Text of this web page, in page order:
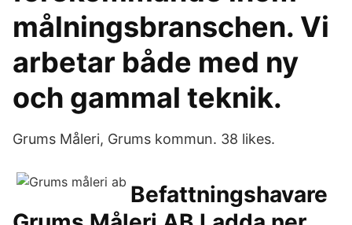
målningsbranschen. Vi
arbetar både med ny
och gammal teknik.
Grums Måleri, Grums kommun. 38 likes.
Befattningshavare